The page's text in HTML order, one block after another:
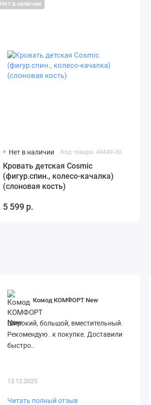
Нет в наличии
Нет в наличии Код товара: 49449-30
Кровать детская Cosmic
(фигур.спин., колесо-качалка)
(слоновая кость)
5 599 р.
Комод КОМФОРТ New
Широкий, большой, вместительный.
Рекомендую . к покупке. Доставили
быстро..
13.12.2025
Читать полный отзыв